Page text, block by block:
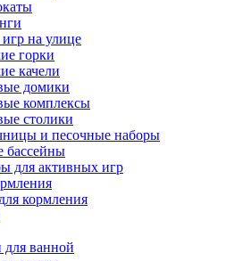
на улице
горки
качели
домики
комплексы
столики
и песочные наборы
бассейны
для активных игр
кормления
для ванной